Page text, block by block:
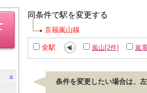
同条件で駅を変更する
京福嵐山線
全駅 嵐山[2件] 嵐
条件を変更したい場合は、